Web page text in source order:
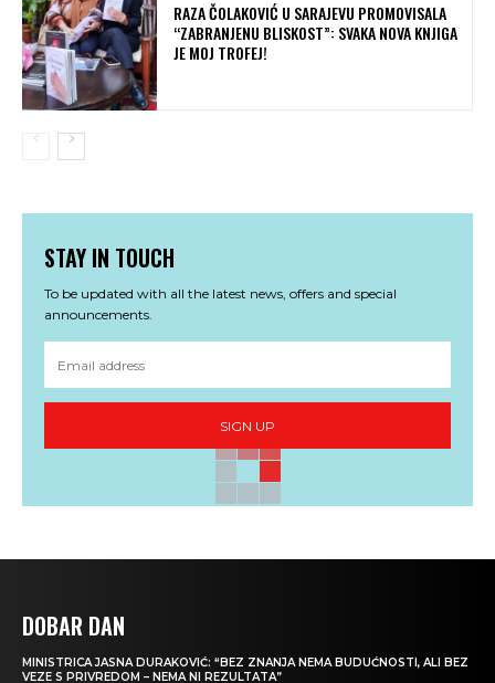
RAZA ČOLAKOVIĆ U SARAJEVU PROMOVISALA
“ZABRANJENU BLISKOST”: SVAKA NOVA KNJIGA
JE MOJ TROFEJ!
STAY IN TOUCH
To be updated with all the latest news, offers and special
announcements.
SIGN UP
DOBAR DAN
MINISTRICA JASNA DURAKOVIĆ: “BEZ ZNANJA NEMA BUDUĆNOSTI, ALI BEZ
VEZE S PRIVREDOM – NEMA NI REZULTATA”